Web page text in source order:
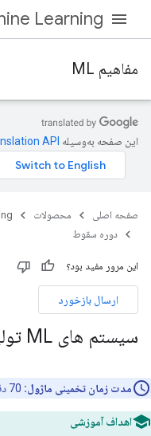
Learning
مفاهیم ML
این صفحه به‌وسیله
صفحه اصلی محصولات
دوره سقوط
این مرور مفید بود؟
ارسال بازخورد
سیستم های ML تولید
مدت زمان تخمینی ماژول:
اهداف آموزشی